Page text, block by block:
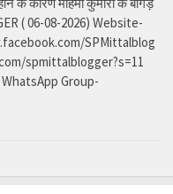
( 06-08-2026) Website-
SPMittalblog
spmittalblogger?s=11
Group-